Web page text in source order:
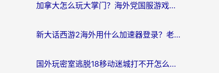
加拿大怎么玩大掌门？海外党国服游戏加速避坑指南（附实用工具推荐）
新大话西游2海外用什么加速器登录？老玩家亲测有效的国服游戏加速指南
国外玩密室逃脱18移动迷城打不开怎么办？海外玩家亲测有效的解决指南